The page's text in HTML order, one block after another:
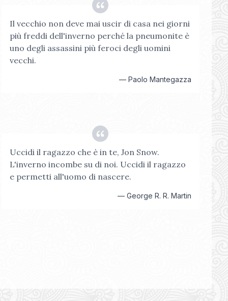
Il vecchio non deve mai uscir di casa nei giorni
più freddi dell'inverno perché la pneumonite è
uno degli assassini più feroci degli uomini
vecchi.
— Paolo Mantegazza
Uccidi il ragazzo che è in te, Jon Snow.
L'inverno incombe su di noi. Uccidi il ragazzo
e permetti all'uomo di nascere.
— George R. R. Martin